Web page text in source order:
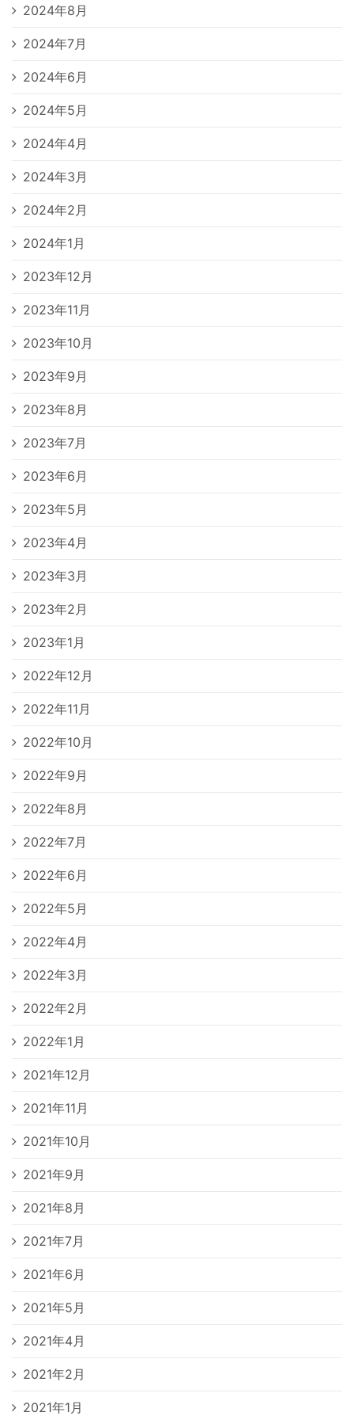
2024年8月
2024年7月
2024年6月
2024年5月
2024年4月
2024年3月
2024年2月
2024年1月
2023年12月
2023年11月
2023年10月
2023年9月
2023年8月
2023年7月
2023年6月
2023年5月
2023年4月
2023年3月
2023年2月
2023年1月
2022年12月
2022年11月
2022年10月
2022年9月
2022年8月
2022年7月
2022年6月
2022年5月
2022年4月
2022年3月
2022年2月
2022年1月
2021年12月
2021年11月
2021年10月
2021年9月
2021年8月
2021年7月
2021年6月
2021年5月
2021年4月
2021年2月
2021年1月